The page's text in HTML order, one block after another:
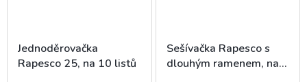
Jednoděrovačka
Rapesco 25, na 10 listů
Sešívačka Rapesco s
dlouhým ramenem, na